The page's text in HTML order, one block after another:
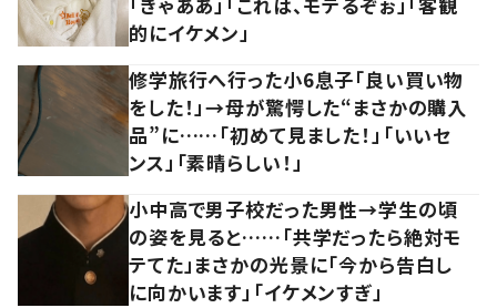
的にイケメン」
修学旅行へ行った小6息子「良い買い物
をした！」→母が驚愕した“まさかの購入
品”に……「初めて見ました！」「いいセ
ンス」「素晴らしい！」
小中高で男子校だった男性→学生の頃
の姿を見ると……「共学だったら絶対モ
テてた」まさかの光景に「今から告白し
に向かいます」「イケメンすぎ」